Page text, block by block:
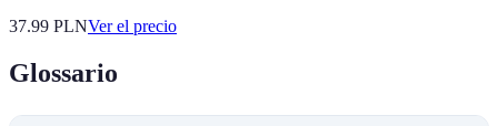
37.99 PLNVer el precio
Glossario